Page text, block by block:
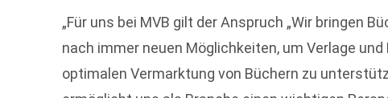
„Für uns bei MVB gilt der Anspruch „Wir bringen
nach immer neuen Möglichkeiten, um Verlage
optimalen Vermarktung von Büchern zu